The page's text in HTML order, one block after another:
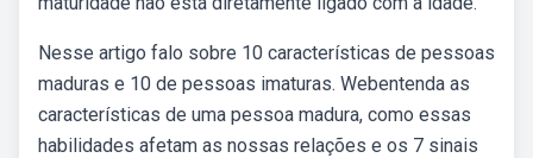
Nesse artigo falo sobre 10 características de pessoas
maduras e 10 de pessoas imaturas. Webentenda as
características de uma pessoa madura, como essas
habilidades afetam as nossas relações e os 7 sinais